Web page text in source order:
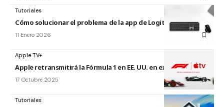
Tutoriales
Cómo solucionar el problema de la app de Logitech para Mac
11 Enero 2026
Apple TV+
Apple retransmitirá la Fórmula 1 en EE. UU. en exclusiva
17 Octubre 2025
Tutoriales